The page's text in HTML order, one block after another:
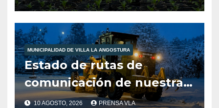
MUNICIPALIDAD DE VILLA LA ANGOSTURA
Estado de rutas de
comunicación de nuestra
localidad dia 10/08/26 Hora
10 AGOSTO, 2026 PRENSA VLA